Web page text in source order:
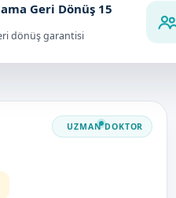
Geri Dönüş 15
dönüş garantisi